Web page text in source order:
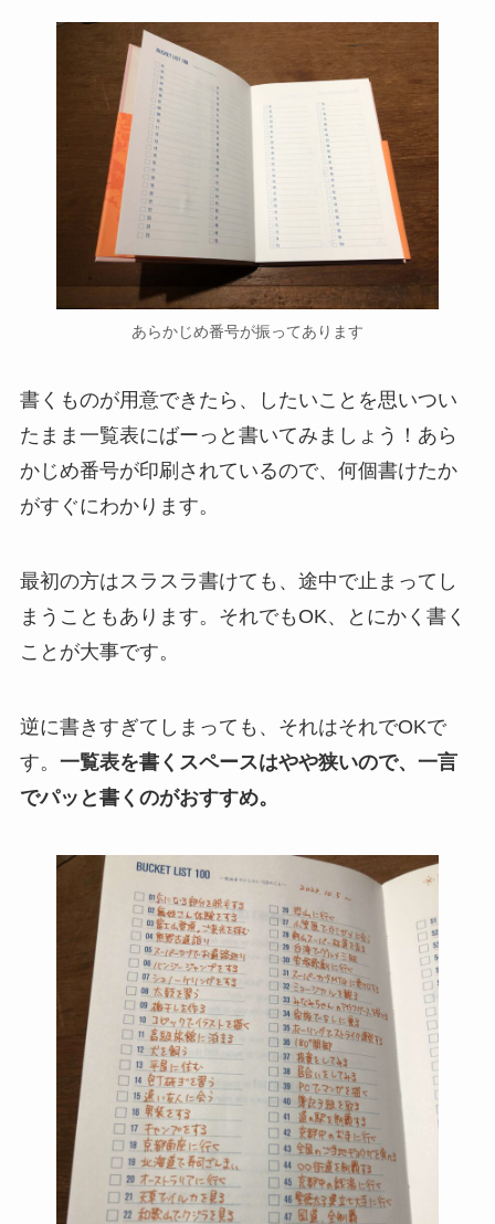
あらかじめ番号が振ってあります
書くものが用意できたら、したいことを思いつい
たまま一覧表にばーっと書いてみましょう！あら
かじめ番号が印刷されているので、何個書けたか
がすぐにわかります。
最初の方はスラスラ書けても、途中で止まってし
まうこともあります。それでもOK、とにかく書く
ことが大事です。
逆に書きすぎてしまっても、それはそれでOKで
す。 一覧表を書くスペースはやや狭いので、一言
でパッと書くのがおすすめ。